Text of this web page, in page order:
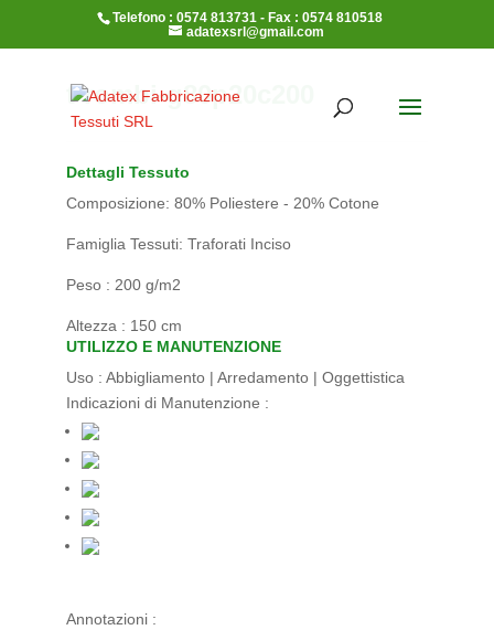
Telefono : 0574 813731 - Fax : 0574 810518
adatexsrl@gmail.com
t-rombi-g80p20c200
Dettagli Tessuto
Composizione: 80% Poliestere - 20% Cotone
Famiglia Tessuti: Traforati Inciso
Peso : 200 g/m2
Altezza : 150 cm
UTILIZZO E MANUTENZIONE
Uso : Abbigliamento | Arredamento | Oggettistica
Indicazioni di Manutenzione :
Annotazioni :